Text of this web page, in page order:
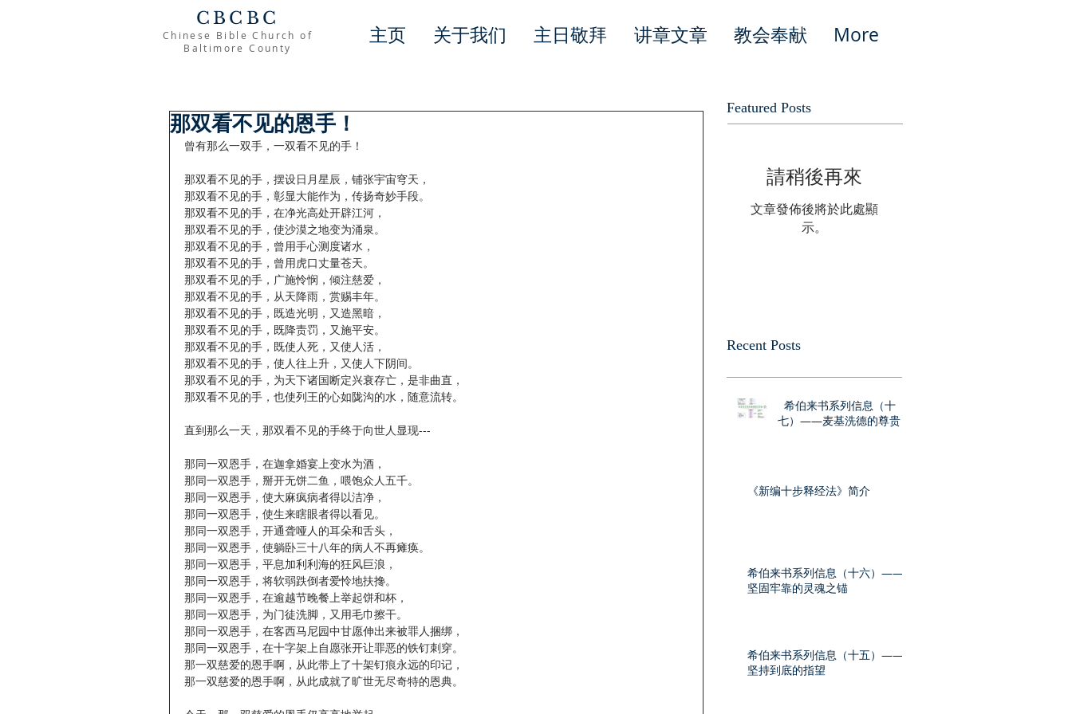
CBCBC
Chinese Bible Church of
Baltimore County
主页 关于我们 主日敬拜 讲章文章 教会奉献 More
那双看不见的恩手！
曾有那么一双手，一双看不见的手！
那双看不见的手，摆设日月星辰，铺张宇宙穹天，
那双看不见的手，彰显大能作为，传扬奇妙手段。
那双看不见的手，在净光高处开辟江河，
那双看不见的手，使沙漠之地变为涌泉。
那双看不见的手，曾用手心测度诸水，
那双看不见的手，曾用虎口丈量苍天。
那双看不见的手，广施怜悯，倾注慈爱，
那双看不见的手，从天降雨，赏赐丰年。
那双看不见的手，既造光明，又造黑暗，
那双看不见的手，既降责罚，又施平安。
那双看不见的手，既使人死，又使人活，
那双看不见的手，使人往上升，又使人下阴间。
那双看不见的手，为天下诸国断定兴衰存亡，是非曲直，
那双看不见的手，也使列王的心如陇沟的水，随意流转。
直到那么一天，那双看不见的手终于向世人显现---
那同一双恩手，在迦拿婚宴上变水为酒，
那同一双恩手，掰开无饼二鱼，喂饱众人五千。
那同一双恩手，使大麻疯病者得以洁净，
那同一双恩手，使生来瞎眼者得以看见。
那同一双恩手，开通聋哑人的耳朵和舌头，
那同一双恩手，使躺卧三十八年的病人不再瘫痪。
那同一双恩手，平息加利利海的狂风巨浪，
那同一双恩手，将软弱跌倒者爱怜地扶搀。
那同一双恩手，在逾越节晚餐上举起饼和杯，
那同一双恩手，为门徒洗脚，又用毛巾擦干。
那同一双恩手，在客西马尼园中甘愿伸出来被罪人捆绑，
那同一双恩手，在十字架上自愿张开让罪恶的铁钉刺穿。
那一双慈爱的恩手啊，从此带上了十架钉痕永远的印记，
那一双慈爱的恩手啊，从此成就了旷世无尽奇特的恩典。
Featured Posts
請稍後再來
文章發佈後將於此處顯
示。
Recent Posts
希伯来书系列信息（十
七）——麦基洗德的尊贵
《新编十步释经法》简介
希伯来书系列信息（十六）——
坚固牢靠的灵魂之锚
希伯来书系列信息（十五）——
坚持到底的指望